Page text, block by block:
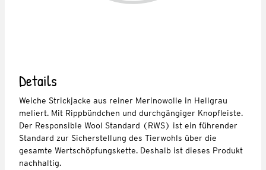
Details
Weiche Strickjacke aus reiner Merinowolle in Hellgrau
meliert. Mit Rippbündchen und durchgängiger Knopfleiste.
Der Responsible Wool Standard (RWS) ist ein führender
Standard zur Sicherstellung des Tierwohls über die
gesamte Wertschöpfungskette. Deshalb ist dieses Produkt
nachhaltig.